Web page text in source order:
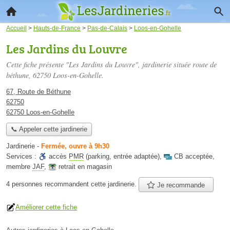
Accueil > Hauts-de-France > Pas-de-Calais > Loos-en-Gohelle
Les Jardins du Louvre
Cette fiche présente "Les Jardins du Louvre", jardinerie située route de
béthune, 62750 Loos-en-Gohelle.
67, Route de Béthune
62750
62750 Loos-en-Gohelle
📞 Appeler cette jardinerie
Jardinerie - Fermée, ouvre à 9h30
Services :
accès PMR (parking, entrée adaptée), CB acceptée,
membre JAF, retrait en magasin
4 personnes recommandent cette jardinerie. Je recommande
Améliorer cette fiche